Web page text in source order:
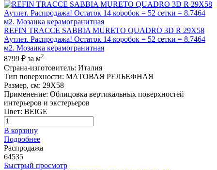
REFIN TRACCE SABBIA MURETO QUADRO 3D R 29X58
Аутлет. Распродажа! Остаток 14 коробок = 52 сетки = 8.7464
м2. Мозаика керамогранитная
8799 ₽ за м2
Страна-изготовитель: Италия
Тип поверхности: МАТОВАЯ РЕЛЬЕФНАЯ
Размер, см: 29X58
Применение: Облицовка вертикальных поверхностей
интерьеров и экстерьеров
Цвет: BEIGE
В корзину
Подробнее
Распродажа
64535
Быстрый просмотр